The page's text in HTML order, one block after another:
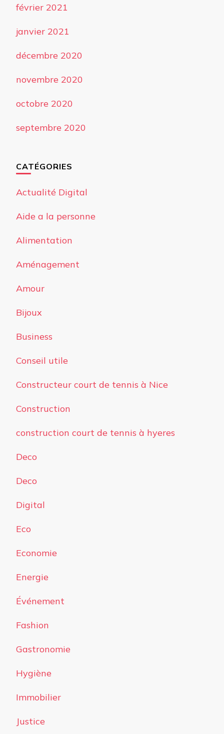
février 2021
janvier 2021
décembre 2020
novembre 2020
octobre 2020
septembre 2020
CATÉGORIES
Actualité Digital
Aide a la personne
Alimentation
Aménagement
Amour
Bijoux
Business
Conseil utile
Constructeur court de tennis à Nice
Construction
construction court de tennis à hyeres
Deco
Deco
Digital
Eco
Economie
Energie
Événement
Fashion
Gastronomie
Hygiène
Immobilier
Justice